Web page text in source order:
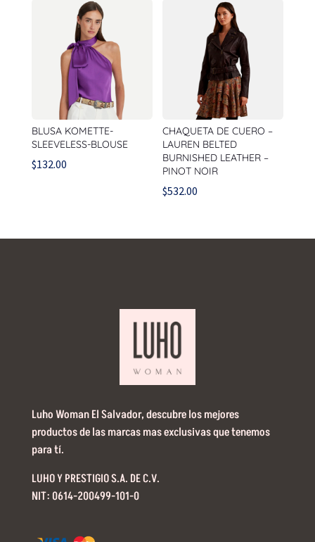
BLUSA KOMETTE-
SLEEVELESS-BLOUSE
$132.00
CHAQUETA DE CUERO –
LAUREN BELTED
BURNISHED LEATHER –
PINOT NOIR
$532.00
Luho Woman El Salvador, descubre los mejores
productos de las marcas mas exclusivas que tenemos
para tí.
LUHO Y PRESTIGIO S.A. DE C.V.
NIT: 0614-200499-101-0